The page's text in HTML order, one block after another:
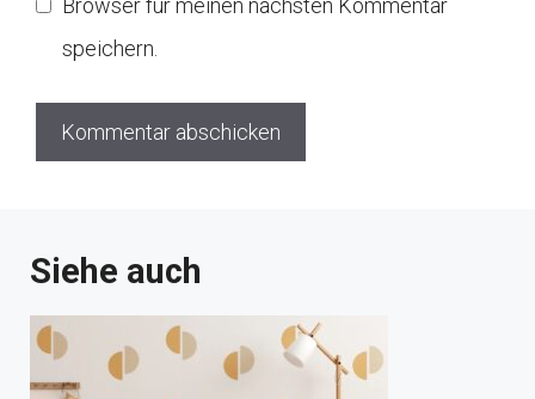
Browser für meinen nächsten Kommentar
speichern.
Siehe auch